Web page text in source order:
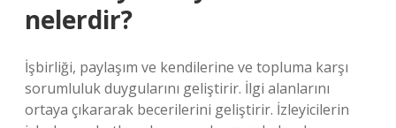
nelerdir?
İşbirliği, paylaşım ve kendilerine ve topluma karşı
sorumluluk duygularını geliştirir. İlgi alanlarını
ortaya çıkararak becerilerini geliştirir. İzleyicilerin